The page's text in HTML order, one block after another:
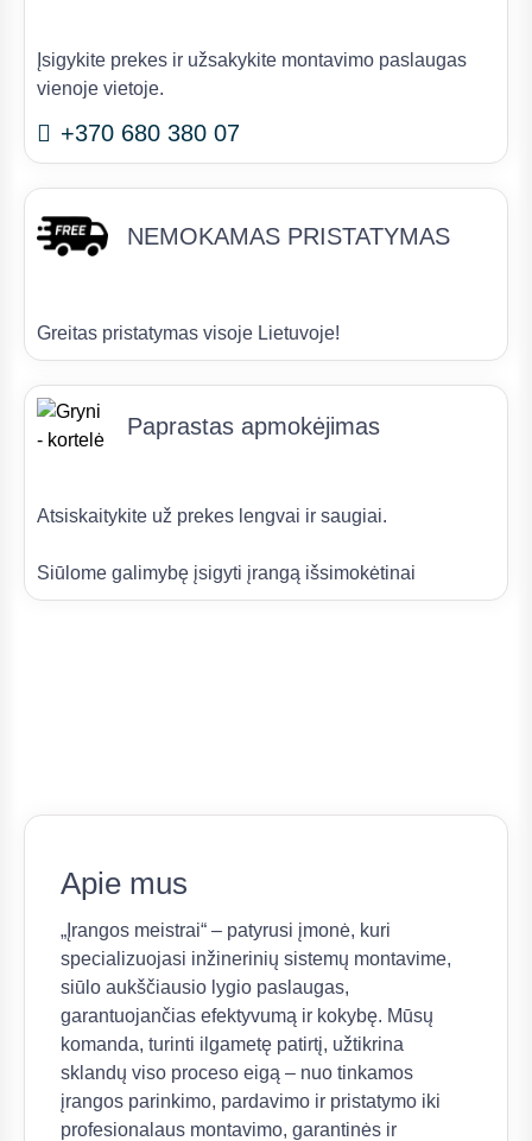
Įsigykite prekes ir užsakykite montavimo paslaugas
vienoje vietoje.
+370 680 380 07
NEMOKAMAS PRISTATYMAS
Greitas pristatymas visoje Lietuvoje!
Paprastas apmokėjimas
Atsiskaitykite už prekes lengvai ir saugiai.
Siūlome galimybę įsigyti įrangą išsimokėtinai
Apie mus
„Įrangos meistrai“ – patyrusi įmonė, kuri
specializuojasi inžinerinių sistemų montavime,
siūlo aukščiausio lygio paslaugas,
garantuojančias efektyvumą ir kokybę. Mūsų
komanda, turinti ilgametę patirtį, užtikrina
sklandų viso proceso eigą – nuo tinkamos
įrangos parinkimo, pardavimo ir pristatymo iki
profesionalaus montavimo, garantinės ir